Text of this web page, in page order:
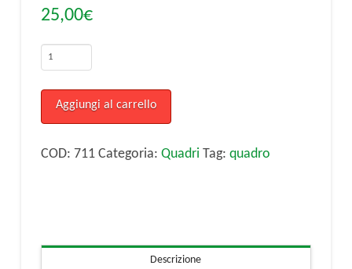
25,00€
Quadretto
Milano
tecnica
800
Aggiungi al carrello
COD: 711 Categoria: Quadri Tag: quadro
Descrizione